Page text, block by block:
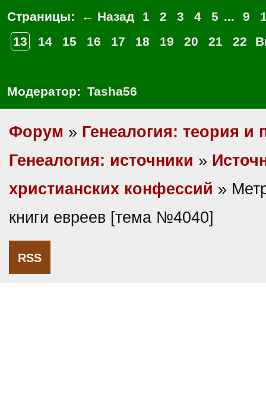
Страницы: ← Назад 1 2 3 4 5 ... 9
13
14 15 16 17 18 19 20 21 22
Модератор: Tasha56
Форум » Генеалогия: теория и
Генеалогия: источники »
христианских конфессий »
книги евреев [тема №4040]
RSS